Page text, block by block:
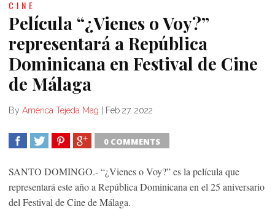
CINE
Película “¿Vienes o Voy?”
representará a República
Dominicana en Festival de Cine
de Málaga
By América Tejeda Mag | Feb 27, 2022
0 COMMENTS
SANTO DOMINGO.- “¿Vienes o Voy?” es la película que
representará este año a República Dominicana en el 25 aniversario
del Festival de Cine de Málaga.